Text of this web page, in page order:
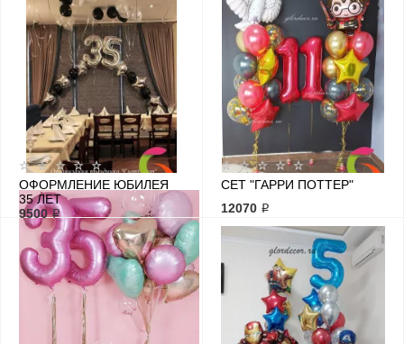
ОФОРМЛЕНИЕ ЮБИЛЕЯ
35 ЛЕТ
9500 ₽
СЕТ "ГАРРИ ПОТТЕР"
12070 ₽